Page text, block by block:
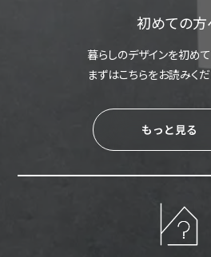
初めての方
暮らしのデザインを初め
まずはこちらをお読みくだ
もっと見る